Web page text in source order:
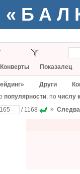
Конверты Показалец
Други
популярности, по числу
/ 1168 »